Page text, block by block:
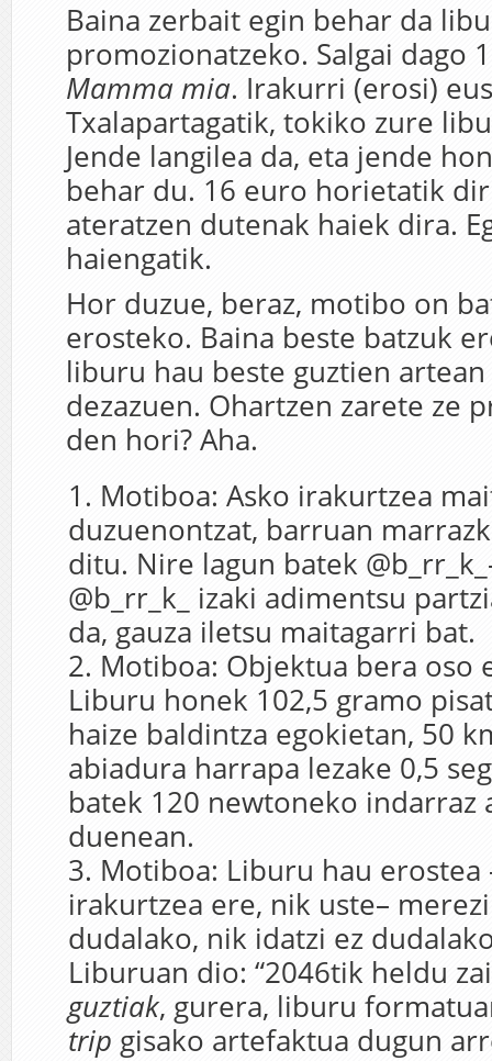
Baina zerbait egin behar da
promozionatzeko. Salgai dago
Mamma mia. Irakurri (erosi)
Txalapartagatik, tokiko zure
Jende langilea da, eta jende
behar du. 16 euro horietatik
ateratzen dutenak haiek dira.
haiengatik.
Hor duzue, beraz, motibo on
erosteko. Baina beste batzuk
liburu hau beste guztien
dezazuen. Ohartzen zarete ze
den hori? Aha.
Motiboa: Asko irakurtzea
duzuenontzat, barruan
ditu. Nire lagun batek
@b_rr_k_ izaki adimentsu
da, gauza iletsu maitagarri bat.
Motiboa: Objektua bera oso
Liburu honek 102,5 gramo
haize baldintza egokietan, 50
abiadura harrapa lezake 0,5
batek 120 newtoneko indarraz
duenean.
Motiboa: Liburu hau erostea
irakurtzea ere, nik uste–
dudalako, nik idatzi ez
Liburuan dio: “2046tik heldu
guztiak, gurera, liburu
trip gisako artefaktua dugun